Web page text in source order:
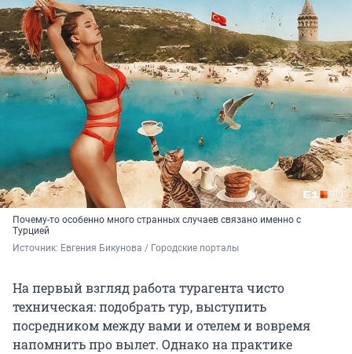
Почему-то особенно много странных случаев связано именно с
Турцией
Источник: Евгения Бикунова / Городские порталы
На первый взгляд работа турагента чисто
техническая: подобрать тур, выступить
посредником между вами и отелем и вовремя
напомнить про вылет. Однако на практике